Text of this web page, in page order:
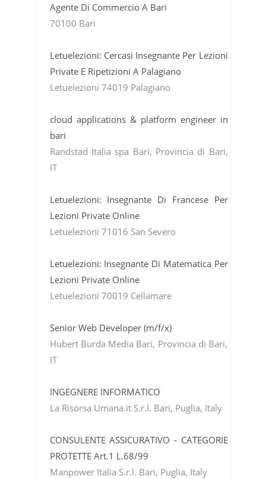
Agente Di Commercio A Bari
70100 Bari
Letuelezioni: Cercasi Insegnante Per Lezioni
Private E Ripetizioni A Palagiano
Letuelezioni 74019 Palagiano
cloud applications & platform engineer in
bari
Randstad Italia spa Bari, Provincia di Bari,
IT
Letuelezioni: Insegnante Di Francese Per
Lezioni Private Online
Letuelezioni 71016 San Severo
Letuelezioni: Insegnante Di Matematica Per
Lezioni Private Online
Letuelezioni 70019 Cellamare
Senior Web Developer (m/f/x)
Hubert Burda Media Bari, Provincia di Bari,
IT
INGEGNERE INFORMATICO
La Risorsa Umana.it S.r.l. Bari, Puglia, Italy
CONSULENTE ASSICURATIVO - CATEGORIE
PROTETTE Art.1 L.68/99
Manpower Italia S.r.l. Bari, Puglia, Italy